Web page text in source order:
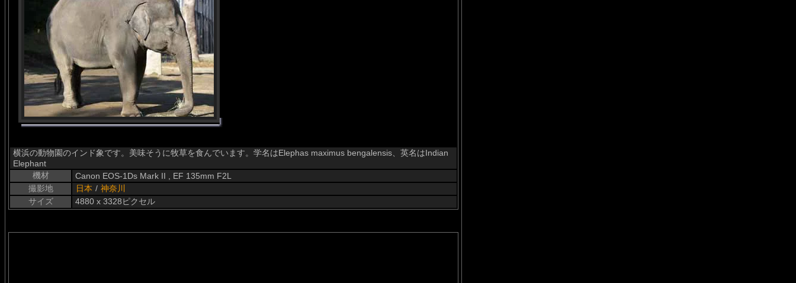
横浜の動物園のインド象です。美味そうに牧草を食んでいます。学名はElephas maximus bengalensis、英名はIndian
Elephant
機材
Canon EOS-1Ds Mark II , EF 135mm F2L
撮影地
日本 / 神奈川
サイズ
4880 x 3328ピクセル